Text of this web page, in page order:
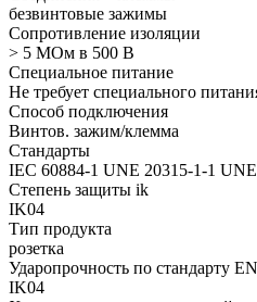
безвинтовые зажимы
Сопротивление изоляции
> 5 МОм в 500 В
Специальное питание
Не требует специального
Способ подключения
Винтов. зажим/клемма
Стандарты
IEC 60884-1 UNE 20315-1-1
Степень защиты ik
IK04
Тип продукта
розетка
Ударопрочность по стандарту
IK04